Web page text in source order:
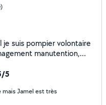
manutention,
5
mais Jamel est très